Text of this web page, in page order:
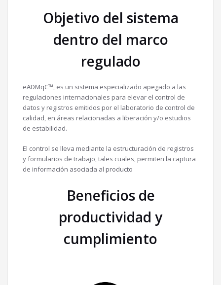
Objetivo del sistema
dentro del marco
regulado
eADMqC™, es un sistema especializado apegado a las
regulaciones internacionales para elevar el control de
datos y registros emitidos por el laboratorio de control de
calidad, en áreas relacionadas a liberación y/o estudios
de estabilidad.
El control se lleva mediante la estructuración de registros
y formularios de trabajo, tales cuales, permiten la captura
de información asociada al producto
Beneficios de
productividad y
cumplimiento